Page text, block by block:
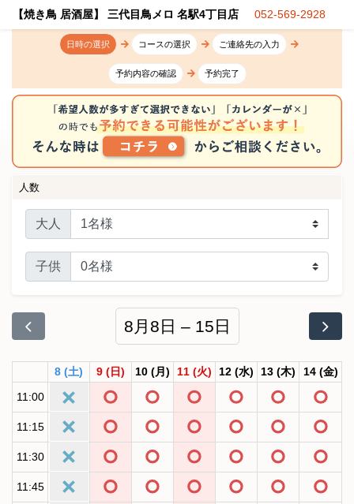
【焼き鳥 居酒屋】 三代目鳥メロ 名駅4丁目店 052-569-2928
日時の選択 コースの選択 ご連絡先の入力
予約内容の確認 予約完了
人数
大人
子供
8月8日 – 15日
8 (土) 9 (日) 10 (月) 11 (火) 12 (水) 13 (木) 14 (金)
11:00
11:15
11:30
11:45